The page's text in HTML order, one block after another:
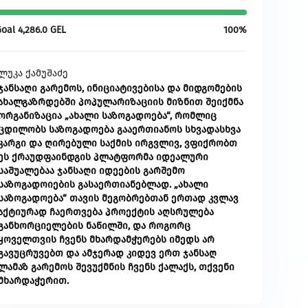
4,286.0 GEL 100%
ქამუშაძე
გარემოს, ინიციატივებისა და მიდგომების
პოპულარიზაციის მიზნით შეიქმნა
„ახალი საზოგადოება“, რომლიც
საზოგადოება გააერთიანოს სხვადასხვა
და ღირებული საქმის ირგვლივ, ვფიქრობთ
ქრაუდფაინდგის პლატფორმა იდეალური
ჯანსაღი იდეების გარშემო
გასაერთიანებლად. „ახალი
თავის მეგობრებთან ერთად კვლავ
ჩაერთვება პროექტის აღსრულება
ნაწილში, და როგორც
ჩვენს მხარდამჭერებს იმედს არ
და ამჯერად კიდევ ერთ ჯანსაღ
გარემოს შევუქმნის ჩვენს ქალაქს, თქვენი